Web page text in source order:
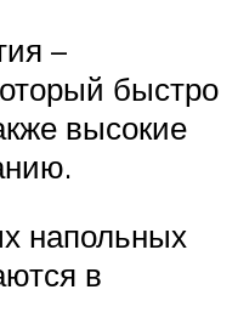
–
быстро
высокие
напольных
в